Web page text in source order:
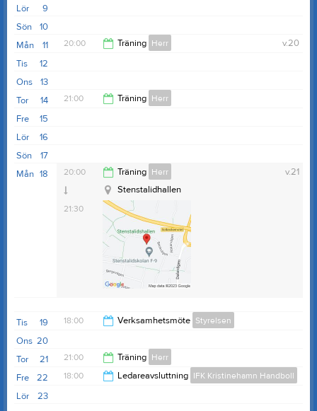
9
Lör
10
Sön
11
Mån v.20
20:00 Träning Herr
12
Tis
13
Ons
14
Tor 21:00 Träning Herr
15
Fre
16
Lör
17
Sön
18
Mån v.21
20:00 Träning Herr
21:30
Stenstalidhallen
19
Tis 18:00 Verksamhetsmöte Styrelsen
21:00
20
Ons
21
Tor 21:00 Träning Herr
22
Fre 18:00 Ledareavsluttning IFK Kristinehamn Handboll
23
Lör